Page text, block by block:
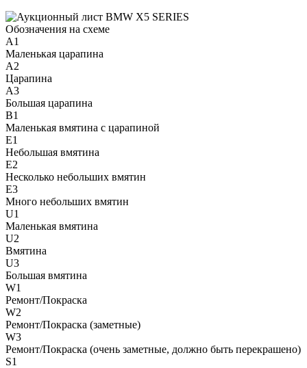
Обозначения на схеме
A1
Маленькая царапина
A2
Царапина
A3
Большая царапина
B1
Маленькая вмятина с царапиной
E1
Небольшая вмятина
E2
Несколько небольших вмятин
E3
Много небольших вмятин
U1
Маленькая вмятина
U2
Вмятина
U3
Большая вмятина
W1
Ремонт/Покраска
W2
Ремонт/Покраска (заметные)
W3
Ремонт/Покраска (очень заметные, должно быть перекрашено)
S1